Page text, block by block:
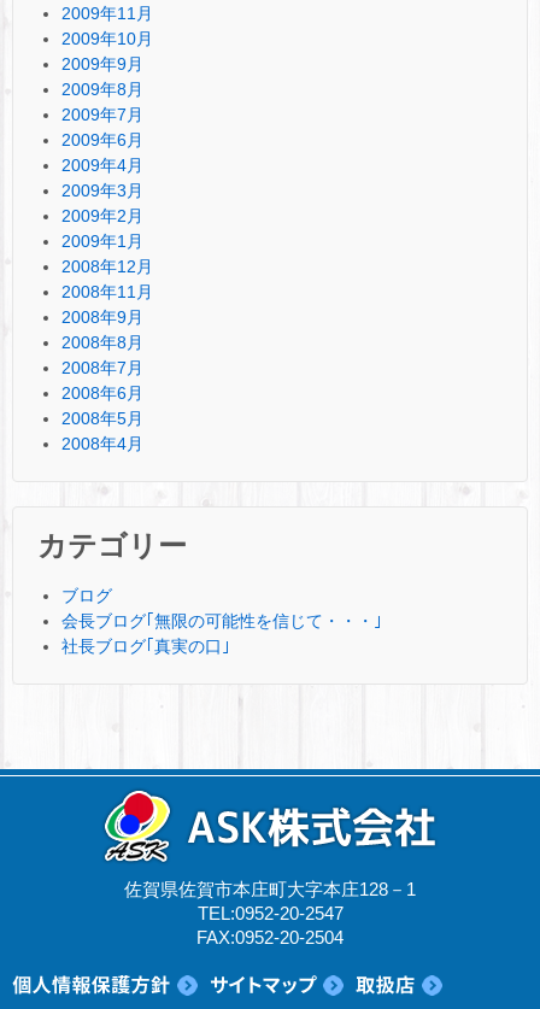
2009年11月
2009年10月
2009年9月
2009年8月
2009年7月
2009年6月
2009年4月
2009年3月
2009年2月
2009年1月
2008年12月
2008年11月
2008年9月
2008年8月
2008年7月
2008年6月
2008年5月
2008年4月
カテゴリー
ブログ
会長ブログ｢無限の可能性を信じて・・・｣
社長ブログ｢真実の口｣
佐賀県佐賀市本庄町大字本庄128－1
TEL:0952-20-2547
FAX:0952-20-2504